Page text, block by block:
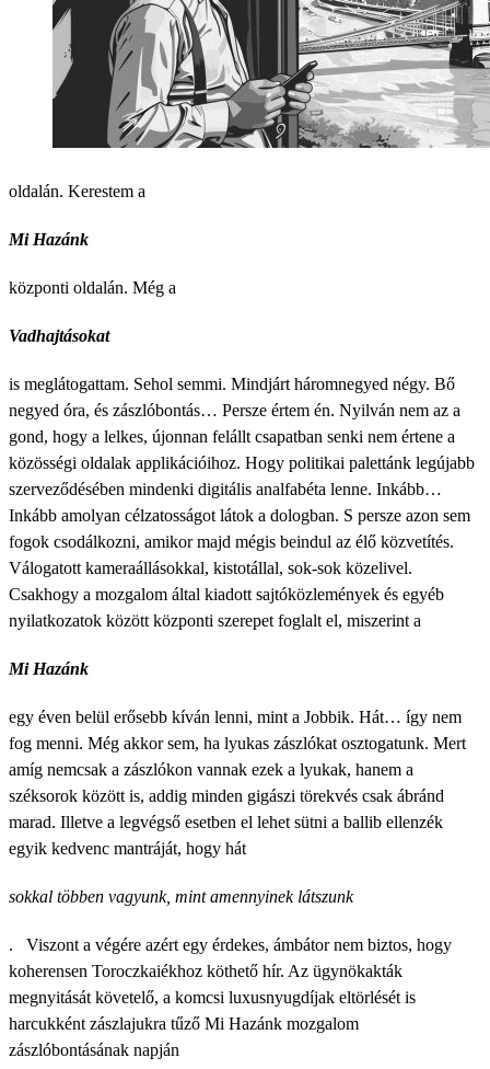
oldalán. Kerestem a
Mi Hazánk
központi oldalán. Még a
Vadhajtásokat
is meglátogattam. Sehol semmi. Mindjárt háromnegyed négy. Bő
negyed óra, és zászlóbontás… Persze értem én. Nyilván nem az a
gond, hogy a lelkes, újonnan felállt csapatban senki nem értene a
közösségi oldalak applikációihoz. Hogy politikai palettánk legújabb
szerveződésében mindenki digitális analfabéta lenne. Inkább…
Inkább amolyan célzatosságot látok a dologban. S persze azon sem
fogok csodálkozni, amikor majd mégis beindul az élő közvetítés.
Válogatott kameraállásokkal, kistotállal, sok-sok közelivel.
Csakhogy a mozgalom által kiadott sajtóközlemények és egyéb
nyilatkozatok között központi szerepet foglalt el, miszerint a
Mi Hazánk
egy éven belül erősebb kíván lenni, mint a Jobbik. Hát… így nem
fog menni. Még akkor sem, ha lyukas zászlókat osztogatunk. Mert
amíg nemcsak a zászlókon vannak ezek a lyukak, hanem a
széksorok között is, addig minden gigászi törekvés csak ábránd
marad. Illetve a legvégső esetben el lehet sütni a ballib ellenzék
egyik kedvenc mantráját, hogy hát
sokkal többen vagyunk, mint amennyinek látszunk
. Viszont a végére azért egy érdekes, ámbátor nem biztos, hogy
koherensen Toroczkaiékhoz köthető hír. Az ügynökakták
megnyitását követelő, a komcsi luxusnyugdíjak eltörlését is
harcukként zászlajukra tűző Mi Hazánk mozgalom
zászlóbontásának napján